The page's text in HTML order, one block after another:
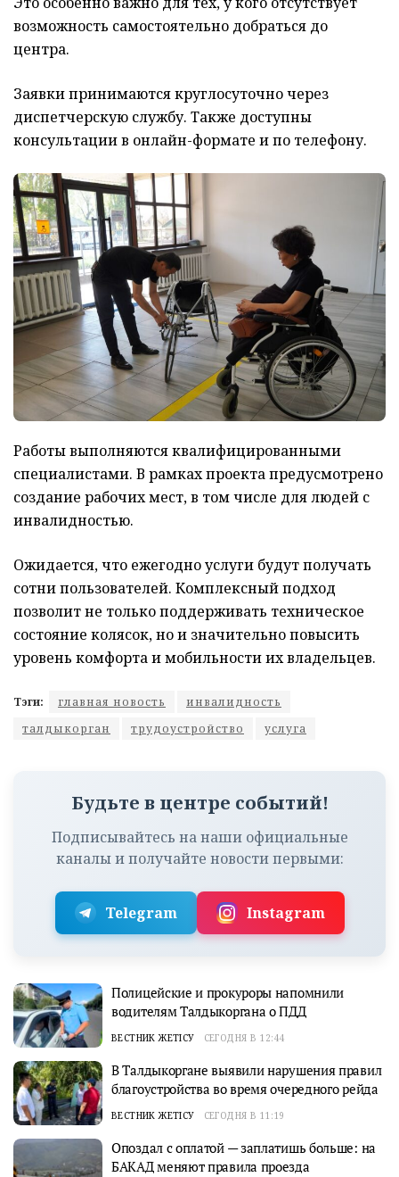
возможность самостоятельно добраться до
центра.
Заявки принимаются круглосуточно через
диспетчерскую службу. Также доступны
консультации в онлайн-формате и по телефону.
Работы выполняются квалифицированными
специалистами. В рамках проекта предусмотрено
создание рабочих мест, в том числе для людей с
инвалидностью.
Ожидается, что ежегодно услуги будут получать
сотни пользователей. Комплексный подход
позволит не только поддерживать техническое
состояние колясок, но и значительно повысить
уровень комфорта и мобильности их владельцев.
Тэги: главная новость
инвалидность
талдыкорган
трудоустройство услуга
Будьте в центре событий!
Подписывайтесь на наши официальные
каналы и получайте новости первыми:
Telegram Instagram
Полицейские и прокуроры напомнили
водителям Талдыкоргана о ПДД
ВЕСТНИК ЖЕТІСУ СЕГОДНЯ В 12:44
В Талдыкоргане выявили нарушения правил
благоустройства во время очередного рейда
ВЕСТНИК ЖЕТІСУ СЕГОДНЯ В 11:19
Опоздал с оплатой — заплатишь больше: на
БАКАД меняют правила проезда